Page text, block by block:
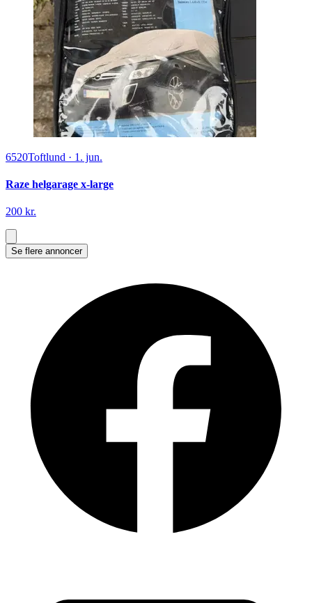
6520Toftlund · 1. jun.
Raze helgarage x-large
200 kr.
Se flere annoncer